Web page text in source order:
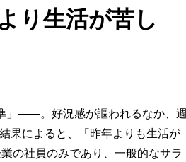
り生活が苦し
」――。好況感が謳われるなか、週
果によると、「昨年よりも生活が
の社員のみであり、一般的なサラ